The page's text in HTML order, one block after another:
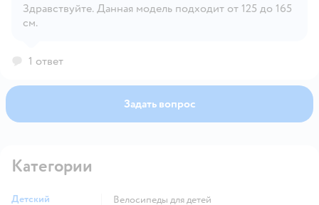
Здравствуйте. Данная модель подходит от 125 до 165
см.
1 ответ
Задать вопрос
Категории
Детский
Велосипеды для детей